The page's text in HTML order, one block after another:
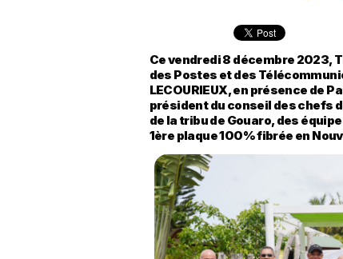
Ce vendredi 8 décembre 2023,
des Postes et des
LECOURIEUX, en présence de
président du conseil des chefs
de la tribu de Gouaro, des
1ère plaque 100% fibrée en